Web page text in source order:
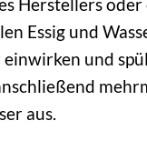
Essig und
und
aus.